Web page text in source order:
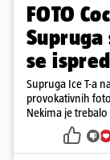
FOTO
se
Supruga Ice T-a
provokativnih
Nekima je